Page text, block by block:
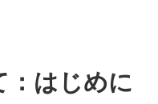
：はじめに